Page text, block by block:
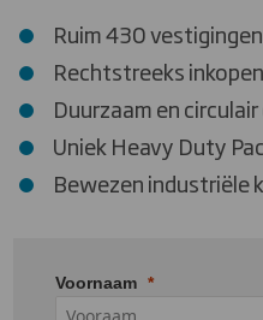
Ruim 430
Rechtstreeks
Duurzaam en
Uniek Heavy Duty
Bewezen
Voornaam